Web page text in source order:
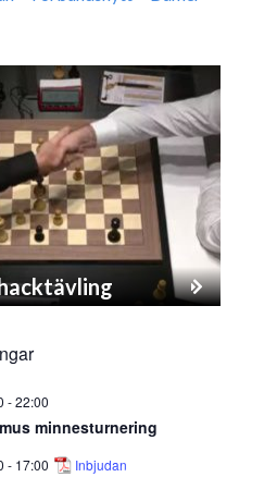
-22:00
minnesturnering
- 17:00 Inbjudan